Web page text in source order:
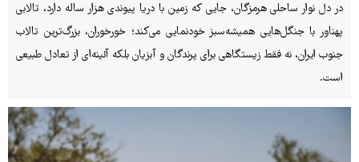
در دل نوار ساحلی هرمزگان، جایی که زمین با دریا پیوندی هزار ساله دارد، تالابی
پهناور با جنگل‌هایی همیشه‌سبز خودنمایی می‌کند؛ خورخوران، بزرگ‌ترین تالاب
جنوب ایران، نه فقط زیستگاهی برای پرندگان و آبزیان بلکه آئینه‌ای از تعادل طبیعی
است.